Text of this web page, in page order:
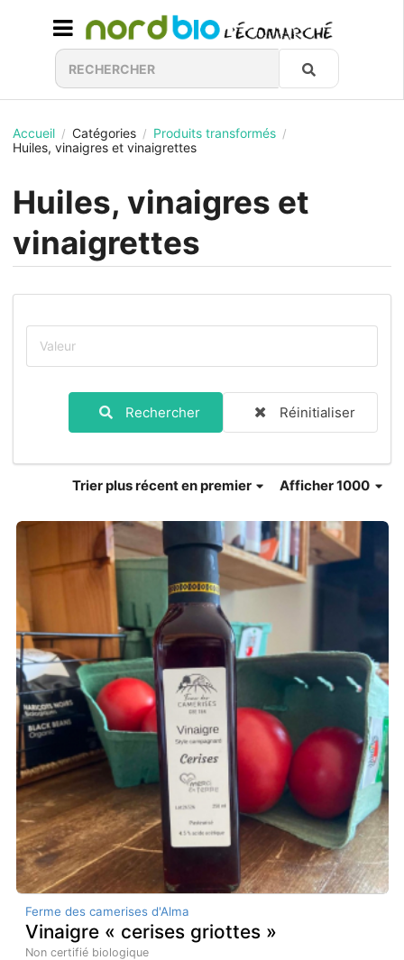
Accueil / Catégories / Produits transformés /
Huiles, vinaigres et vinaigrettes
Huiles, vinaigres et
vinaigrettes
Rechercher Réinitialiser
Afficher 1000
Trierplus récent en premier
Ferme des camerises d'Alma
Vinaigre « cerises griottes »
Non certifié biologique